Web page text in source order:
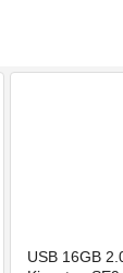
USB 16GB